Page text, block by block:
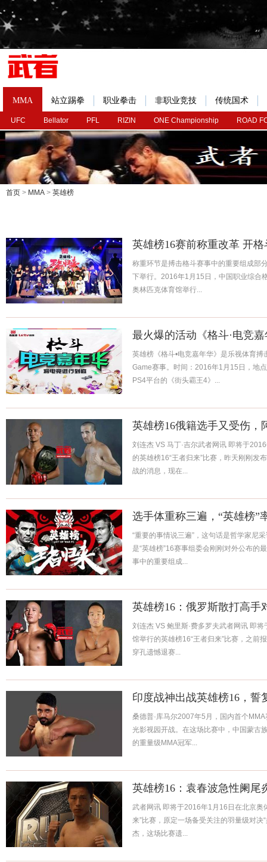
MMA
UFC Bellator PFL RIZIN ONE Championship ROAD
站立踢拳 职业拳击 非职业竞技 传统国术
首页 > MMA > 英雄榜
英雄榜16赛前称重改革 开
称重环节是搏击格斗赛事中的重要组成部
下举行。2016年1月15日，中国职业综合
奥林匹克体育馆举行...
最火爆的活动《格斗·电竞
英雄榜《格斗•电竞嘉年华》是乐视体育
Game赛事。时间：2016年1月15日，地
PS4平台的《街头霸王4》...
英雄榜16俄籍选手又受伤，
刘连杰 VS 马丁·吉尔武者网讯 即将于
的英雄榜16“王者归来”比赛，昨天刚刚发
战的消息，现在...
选手体重称三遍，“英雄榜”
“重要的事情说三遍”，这句话是哲学家尼
是“英雄榜”16赛事组委会刚刚对外公布的
事中的重要组成...
英雄榜16：俄罗斯散打高手
刘连杰 VS 鲍里斯·费多罗夫武者网讯 即
馆举行的英雄榜16“王者归来”比赛，之前
穿孔遗憾退赛...
印度战神出战英雄榜16，誓
桑德普·库马尔2007年5月，国内首个
光影视园开战。在这场比赛中，中国蒙古
的重量级MMA冠军...
英雄榜16：袁春波急性阑尾
武者网讯 即将于2016年1月16日在北京奥
来”比赛，原定一场备受关注的羽量级对决
杰，这场比赛遗...